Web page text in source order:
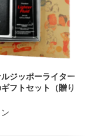
ジッポーライター
フトセット（贈り